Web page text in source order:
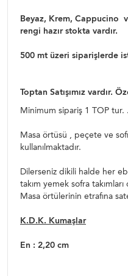
Beyaz, Krem, Cappucino
rengi hazır stokta vardır.
500 mt üzeri siparişlerde
Toptan Satışımız vardır.
Minimum sipariş 1 TOP tur.
Masa örtüsü , peçete ve
kullanılmaktadır.
Dilerseniz dikili halde her
takım yemek sofra
Masa örtülerinin etrafına
K.D.K. Kumaşlar
En : 2,20 cm